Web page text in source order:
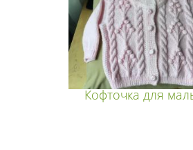
Кофточка для